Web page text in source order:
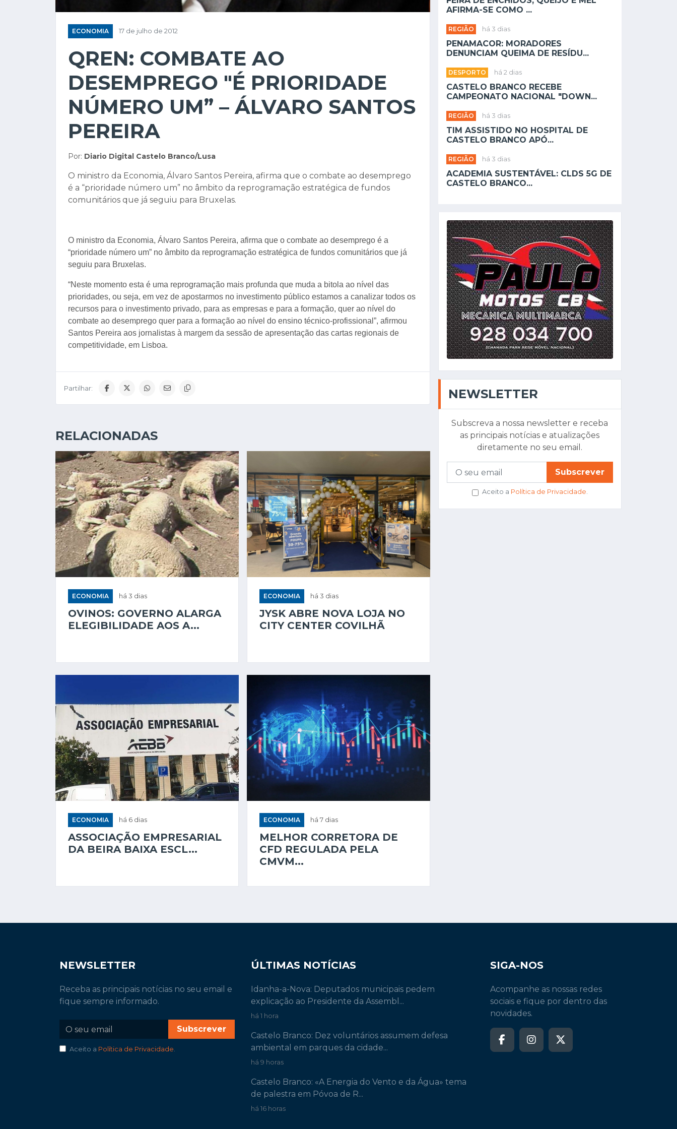
ECONOMIA 17 de julho de 2012
QREN: COMBATE AO
DESEMPREGO "É PRIORIDADE
NÚMERO UM” – ÁLVARO SANTOS
PEREIRA
Por: Diario Digital Castelo Branco/Lusa
O ministro da Economia, Álvaro Santos Pereira, afirma que o combate ao desemprego
é a “prioridade número um” no âmbito da reprogramação estratégica de fundos
comunitários que já seguiu para Bruxelas.
O ministro da Economia, Álvaro Santos Pereira, afirma que o combate ao desemprego é a
“prioridade número um” no âmbito da reprogramação estratégica de fundos comunitários que já
seguiu para Bruxelas.
“Neste momento esta é uma reprogramação mais profunda que muda a bitola ao nível das
prioridades, ou seja, em vez de apostarmos no investimento público estamos a canalizar todos os
recursos para o investimento privado, para as empresas e para a formação, quer ao nível do
combate ao desemprego quer para a formação ao nível do ensino técnico-profissional”, afirmou
Santos Pereira aos jornalistas à margem da sessão de apresentação das cartas regionais de
competitividade, em Lisboa.
Partilhar:
RELACIONADAS
ECONOMIA há 3 dias
OVINOS: GOVERNO ALARGA
ELEGIBILIDADE AOS A...
ECONOMIA há 3 dias
JYSK ABRE NOVA LOJA NO
CITY CENTER COVILHÃ
ECONOMIA há 6 dias
ASSOCIAÇÃO EMPRESARIAL
DA BEIRA BAIXA ESCL...
ECONOMIA há 7 dias
MELHOR CORRETORA DE
CFD REGULADA PELA
CMVM...
AFIRMA-SE COMO ...
REGIÃO há 3 dias
PENAMACOR: MORADORES
DENUNCIAM QUEIMA DE RESÍDU...
DESPORTO há 2 dias
CASTELO BRANCO RECEBE
CAMPEONATO NACIONAL "DOWN...
REGIÃO há 3 dias
TIM ASSISTIDO NO HOSPITAL DE
CASTELO BRANCO APÓ...
REGIÃO há 3 dias
ACADEMIA SUSTENTÁVEL: CLDS 5G DE
CASTELO BRANCO...
NEWSLETTER
Subscreva a nossa newsletter e receba
as principais notícias e atualizações
diretamente no seu email.
Subscrever
Aceito a Política de Privacidade.
NEWSLETTER
Receba as principais notícias no seu email e
fique sempre informado.
Subscrever
Aceito a Política de Privacidade.
ÚLTIMAS NOTÍCIAS
Idanha-a-Nova: Deputados municipais pedem
explicação ao Presidente da Assembl...
há 1 hora
Castelo Branco: Dez voluntários assumem defesa
ambiental em parques da cidade...
há 9 horas
Castelo Branco: «A Energia do Vento e da Água» tema
de palestra em Póvoa de R...
há 16 horas
SIGA-NOS
Acompanhe as nossas redes
sociais e fique por dentro das
novidades.